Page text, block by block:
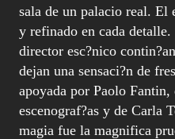
sala de un palacio real. El
y refinado en cada
director esc?nico
dejan una sensaci?n de
apoyada por Paolo Fantin,
escenograf?as y de Carla
magia fue la magnifica